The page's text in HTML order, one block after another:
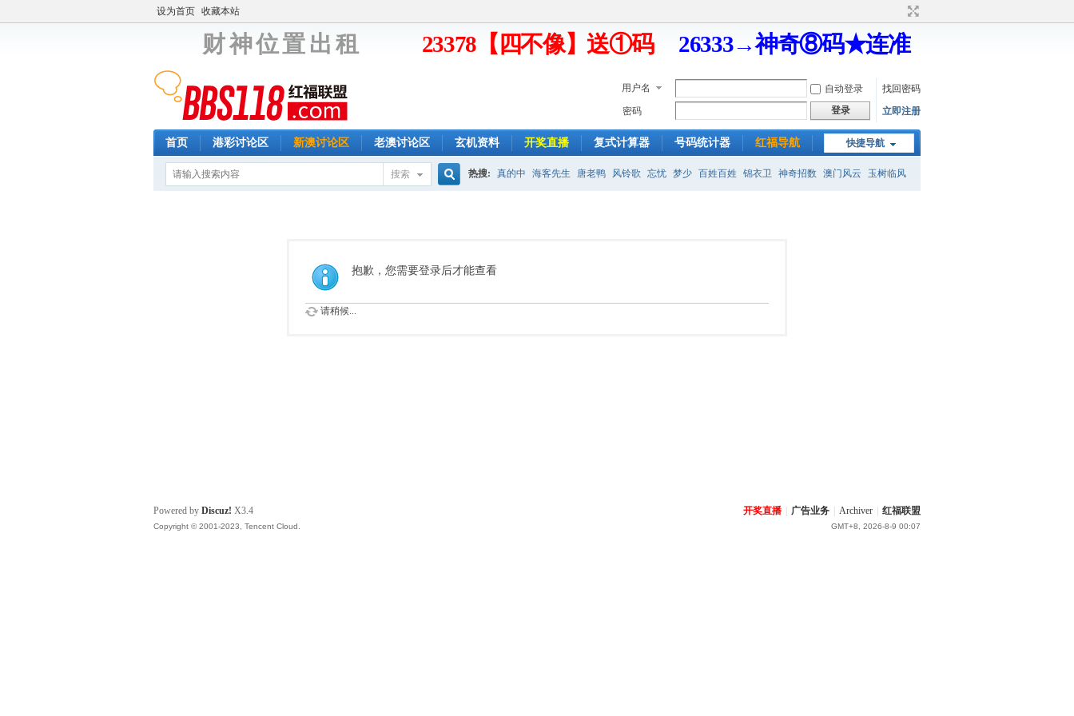
设为首页 收藏本站
财 神 位 置 出 租 23378【四不像】送①码 26333→神奇⑧码★连准
用户名 自动登录
找回密码
密码
登录 立即注册
快捷导航
首页 港彩讨论区 新澳讨论区 老澳讨论区 玄机资料 开奖直播 复式计算器 号码统计器 红福导航
搜索
索
热搜: 真的中 海客先生 唐老鸭 风铃歌 忘忧 梦少 百姓百姓 锦衣卫 神奇招数 澳门风云 玉树临风
抱歉，您需要登录后才能查看
请稍候...
开奖直播 广告业务 Archiver 红福联盟
GMT+8, 2026-8-9 00:07
Powered by Discuz! X3.4
Copyright © 2001-2023, Tencent Cloud.